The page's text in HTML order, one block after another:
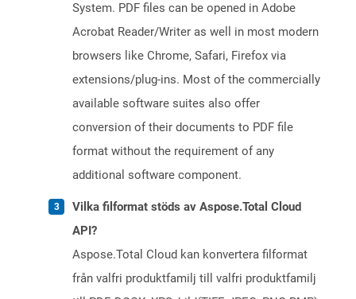
System. PDF files can be opened in Adobe
Acrobat Reader/Writer as well in most modern
browsers like Chrome, Safari, Firefox via
extensions/plug-ins. Most of the commercially
available software suites also offer
conversion of their documents to PDF file
format without the requirement of any
additional software component.
Vilka filformat stöds av Aspose.Total Cloud
API?
Aspose.Total Cloud kan konvertera filformat
från valfri produktfamilj till valfri produktfamilj